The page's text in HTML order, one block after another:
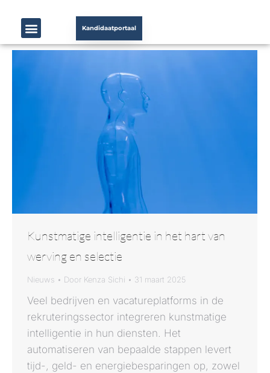
Kandidaatportaal
Kunstmatige intelligentie in het hart van
werving en selectie
Nieuws Door Kenza Sichi 31 maart 2025
Veel bedrijven en vacatureplatforms in de
rekruteringssector integreren kunstmatige
intelligentie in hun diensten. Het
automatiseren van bepaalde stappen levert
tijd-, geld- en energiebesparingen op, zowel